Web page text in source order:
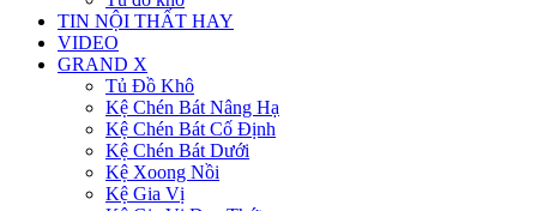
TIN NỘI THẤT HAY
VIDEO
GRAND X
Tủ Đồ Khô
Kệ Chén Bát Nâng Hạ
Kệ Chén Bát Cố Định
Kệ Chén Bát Dưới
Kệ Xoong Nồi
Kệ Gia Vị